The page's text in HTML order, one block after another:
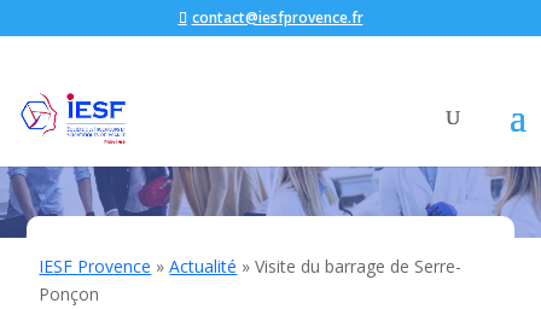
contact@iesfprovence.fr
IESF Provence »Actualité »Visite du barrage de Serre-
Ponçon